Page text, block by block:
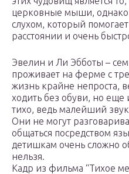
церковные мыши,
слухом, который
расстоянии и очень
Эвелин и Ли Эбботы –
проживает на ферме с
жизнь крайне непроста,
ходить без обуви, но еще
тихо, ведь малейший
Они не могут
общаться посредством
детишкам очень сложно
нельзя.
Кадр из фильма “Тихое